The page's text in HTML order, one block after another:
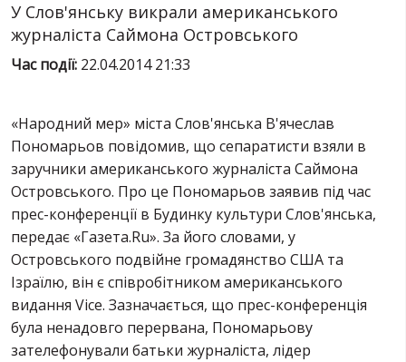
У Слов'янську викрали американського
журналіста Саймона Островського
Час події: 22.04.2014 21:33
«Народний мер» міста Слов'янська В'ячеслав
Пономарьов повідомив, що сепаратисти взяли в
заручники американського журналіста Саймона
Островського. Про це Пономарьов заявив під час
прес-конференції в Будинку культури Слов'янська,
передає «Газета.Ru». За його словами, у
Островського подвійне громадянство США та
Ізраїлю, він є співробітником американського
видання Vice. Зазначається, що прес-конференція
була ненадовго перервана, Пономарьову
зателефонували батьки журналіста, лідер